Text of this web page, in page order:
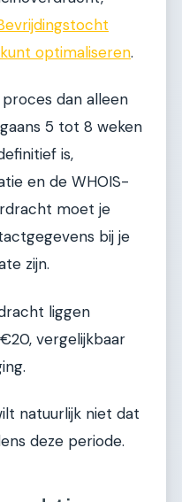
optimaliseren.
dan alleen
5 tot 8 weken
is,
en de WHOIS-
moet je
bij je
zijn.
liggen
vergelijkbaar
natuurlijk niet dat
deze periode.